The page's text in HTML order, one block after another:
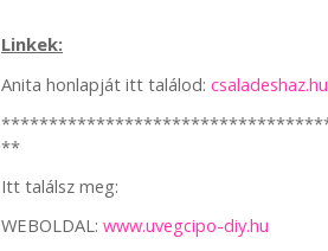
Linkek:
Anita honlapját itt találod: csaladeshaz.hu
**
Itt találsz meg:
WEBOLDAL: www.uvegcipo-diy.hu